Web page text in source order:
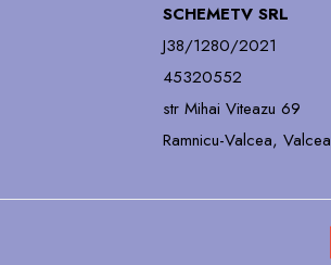
SCHEMETV SRL
J38/1280/2021
45320552
str Mihai Viteazu 69
Ramnicu-Valcea, Valcea